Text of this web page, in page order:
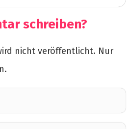
schreiben?
nicht veröffentlicht. Nur